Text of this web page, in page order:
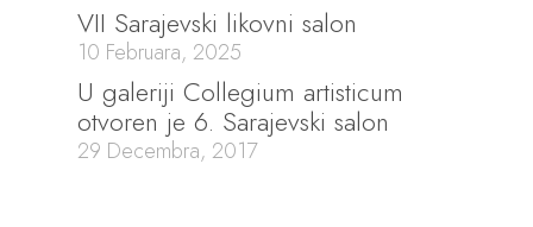
VII Sarajevski likovni salon
10 Februara, 2025
U galeriji Collegium artisticum
otvoren je 6. Sarajevski salon
29 Decembra, 2017